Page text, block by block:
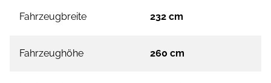
Fahrzeugbreite 232 cm
Fahrzeughöhe 260 cm